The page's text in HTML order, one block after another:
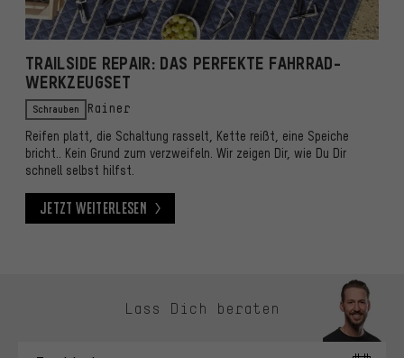
TRAILSIDE REPAIR: DAS PERFEKTE FAHRRAD-
WERKZEUGSET
Schrauben Rainer
Reifen platt, die Schaltung rasselt, Kette reißt, eine Speiche
bricht.. Kein Grund zum verzweifeln. Wir zeigen Dir, wie Du Dir
schnell selbst hilfst.
Jetzt weiterlesen
Lass Dich beraten